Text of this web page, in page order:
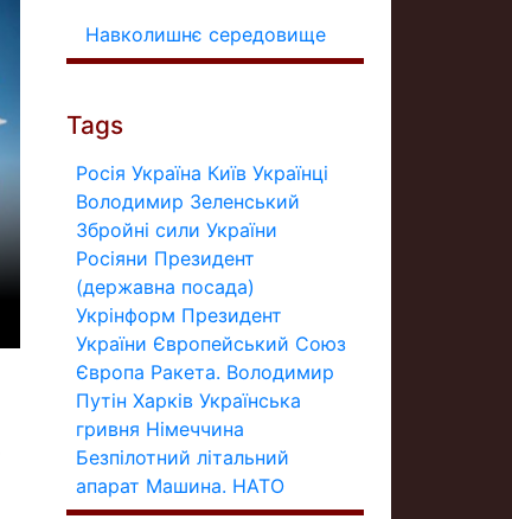
Навколишнє середовище
Tags
Росія Україна Київ Українці
Володимир Зеленський
Збройні сили України
Росіяни Президент
(державна посада)
Укрінформ Президент
України Європейський Союз
Європа Ракета. Володимир
Путін Харків Українська
гривня Німеччина
Безпілотний літальний
апарат Машина. НАТО